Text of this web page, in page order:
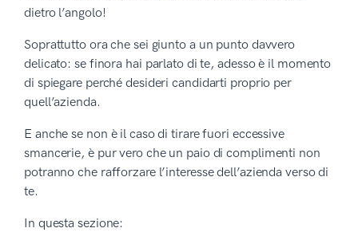
dietro l’angolo!
Soprattutto ora che sei giunto a un punto davvero
delicato: se finora hai parlato di te, adesso è il momento
di spiegare perché desideri candidarti proprio per
quell’azienda.
E anche se non è il caso di tirare fuori eccessive
smancerie, è pur vero che un paio di complimenti non
potranno che rafforzare l’interesse dell’azienda verso di
te.
In questa sezione: